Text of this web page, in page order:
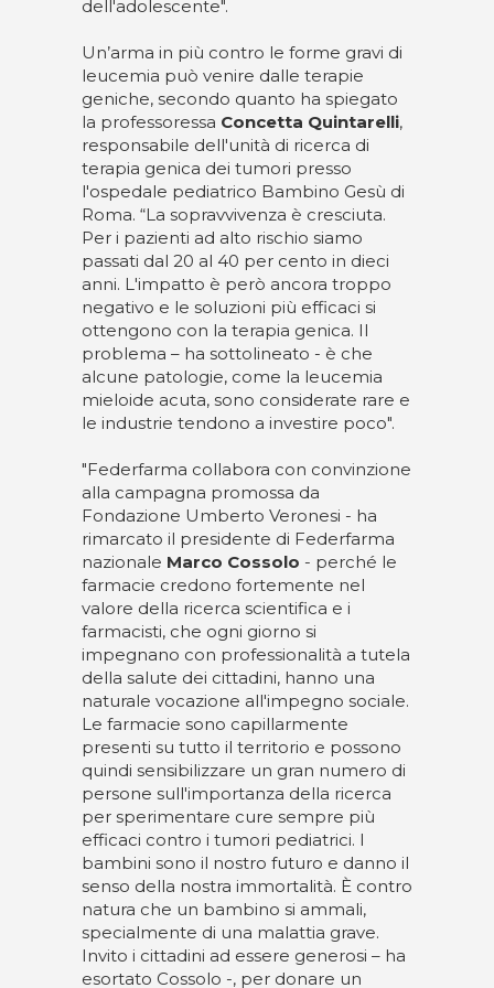
dell'adolescente".
Un’arma in più contro le forme gravi di
leucemia può venire dalle terapie
geniche, secondo quanto ha spiegato
la professoressa Concetta Quintarelli,
responsabile dell'unità di ricerca di
terapia genica dei tumori presso
l'ospedale pediatrico Bambino Gesù di
Roma. “La sopravvivenza è cresciuta.
Per i pazienti ad alto rischio siamo
passati dal 20 al 40 per cento in dieci
anni. L'impatto è però ancora troppo
negativo e le soluzioni più efficaci si
ottengono con la terapia genica. Il
problema – ha sottolineato - è che
alcune patologie, come la leucemia
mieloide acuta, sono considerate rare e
le industrie tendono a investire poco".
"Federfarma collabora con convinzione
alla campagna promossa da
Fondazione Umberto Veronesi - ha
rimarcato il presidente di Federfarma
nazionale Marco Cossolo - perché le
farmacie credono fortemente nel
valore della ricerca scientifica e i
farmacisti, che ogni giorno si
impegnano con professionalità a tutela
della salute dei cittadini, hanno una
naturale vocazione all'impegno sociale.
Le farmacie sono capillarmente
presenti su tutto il territorio e possono
quindi sensibilizzare un gran numero di
persone sull'importanza della ricerca
per sperimentare cure sempre più
efficaci contro i tumori pediatrici. I
bambini sono il nostro futuro e danno il
senso della nostra immortalità. È contro
natura che un bambino si ammali,
specialmente di una malattia grave.
Invito i cittadini ad essere generosi – ha
esortato Cossolo -, per donare un